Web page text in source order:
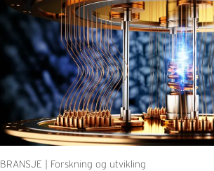
BRANSJE | Forskning og utvikling